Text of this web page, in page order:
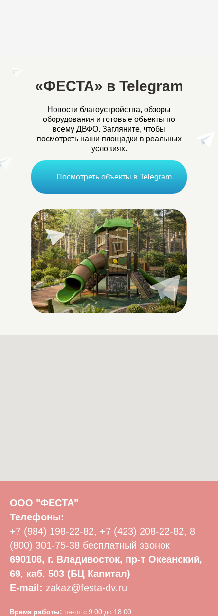
«ФЕСТА» в Telegram
Посмотреть объекты в Telegram
Новости благоустройства, обзоры
оборудования и готовые объекты по
всему ДВФО. Загляните, чтобы
посмотреть наши площадки в реальных
условиях.
ООО "ФЕСТА"
Телефоны:
+7 (984) 198-22-82, +7 (423) 208-22-82, 8
(800) 301-75-38 бесплатный звонок
690106, г. Владивосток, пр-т Океанский,
69, каб. 503 (БЦ Капитал)
E-mail: zakaz@festa-dv.ru
Время работы: пн-пт с 9.00 до 18.00